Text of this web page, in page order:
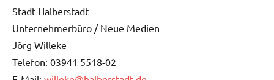
Stadt Halberstadt
Unternehmerbüro / Neue Medien
Jörg Willeke
Telefon: 03941 5518-02